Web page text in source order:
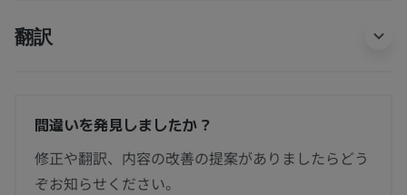
翻訳
間違いを発見しましたか？
修正や翻訳、内容の改善の提案がありましたらどう
ぞお知らせください。